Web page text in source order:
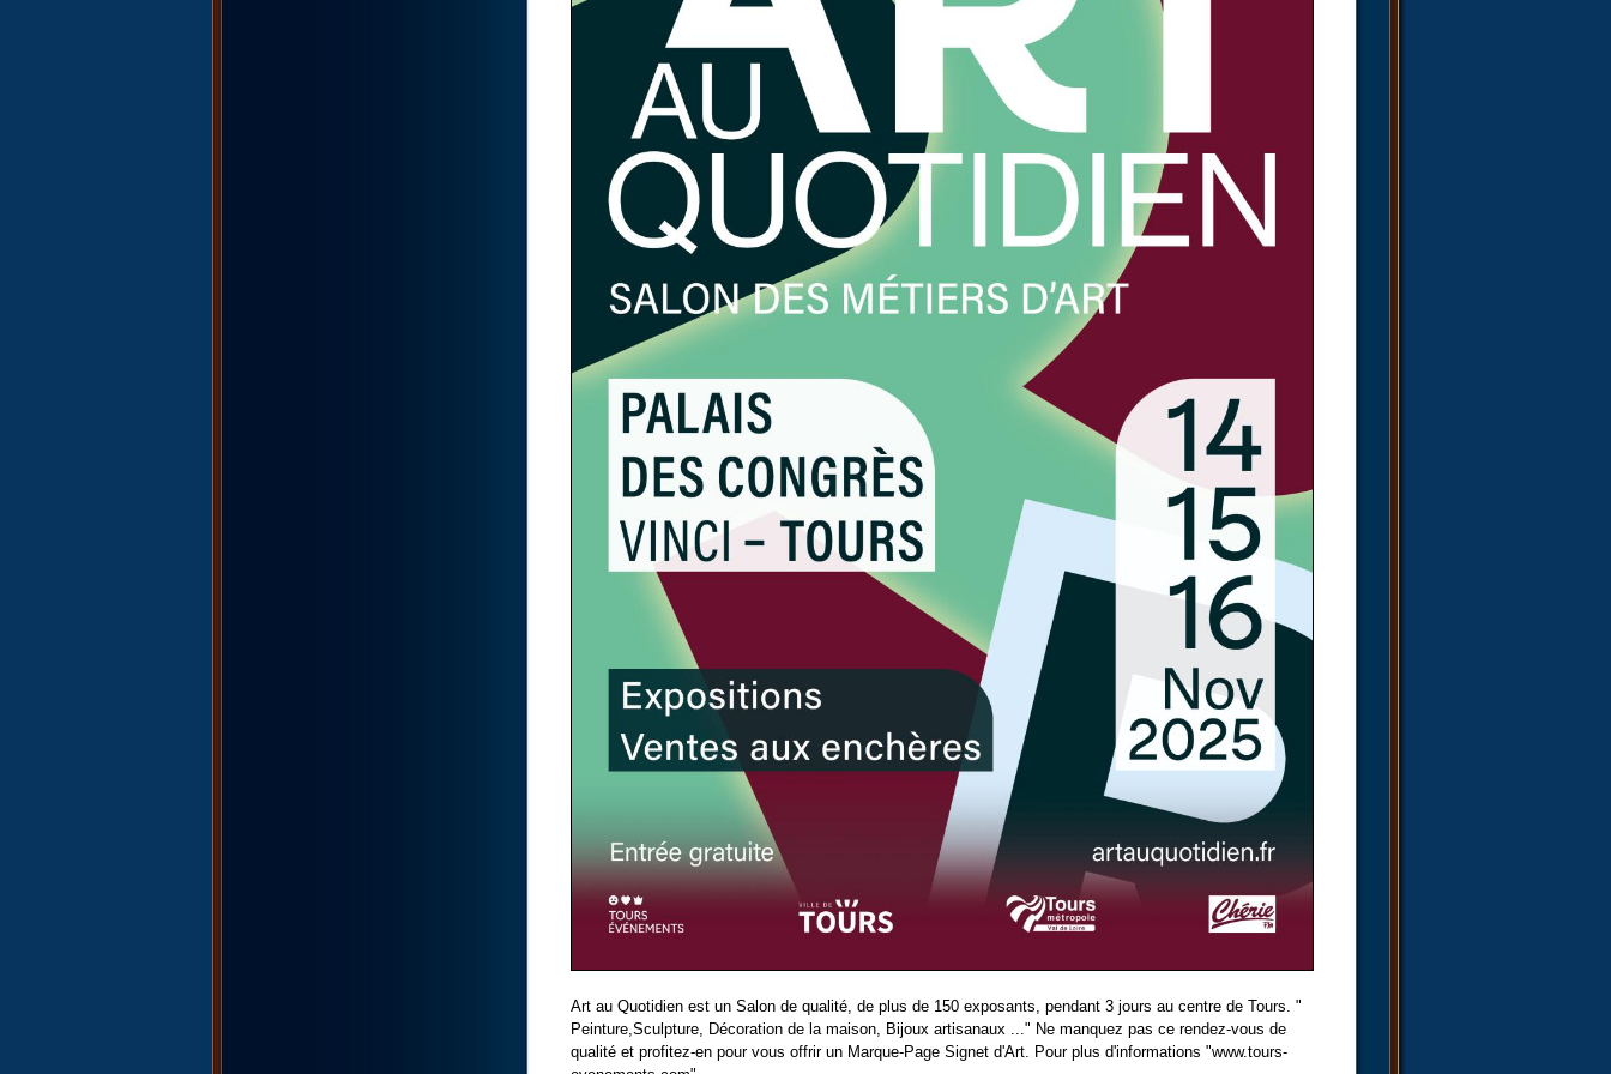
Art au Quotidien est un Salon de qualité, de plus de 150 exposants, pendant 3 jours au centre de Tours. "
Peinture,Sculpture, Décoration de la maison, Bijoux artisanaux ..." Ne manquez pas ce rendez-vous de
qualité et profitez-en pour vous offrir un Marque-Page Signet d'Art. Pour plus d'informations "www.tours-